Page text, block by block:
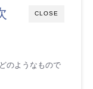
CLOSE
のようなもので